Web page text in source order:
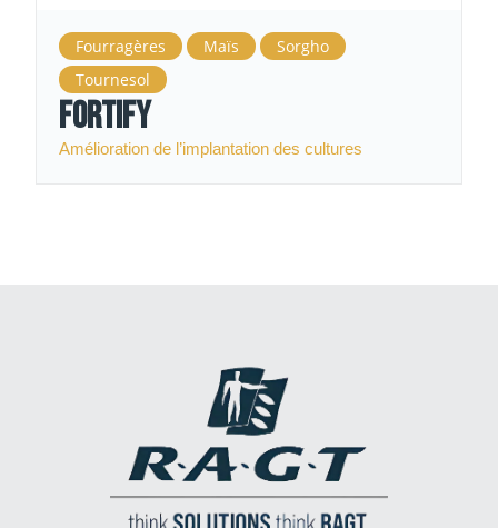
Fourragères Maïs
Sorgho
Tournesol
Fortify
Amélioration de l’implantation des cultures